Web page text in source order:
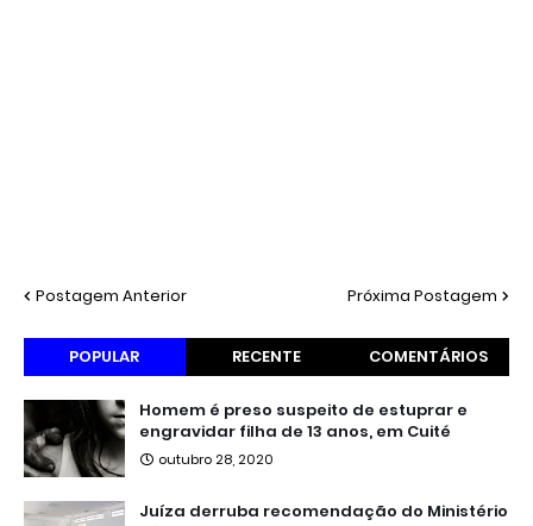
Postagem Anterior Próxima Postagem
POPULAR RECENTE COMENTÁRIOS
Homem é preso suspeito de estuprar e
engravidar filha de 13 anos, em Cuité
outubro 28, 2020
Juíza derruba recomendação do Ministério